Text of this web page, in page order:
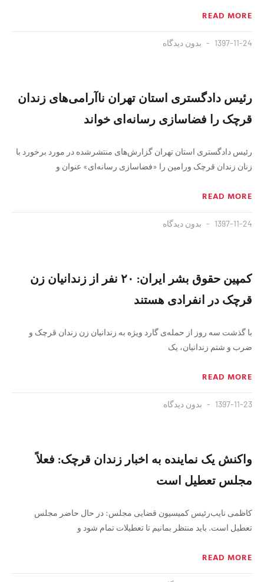
READ MORE
1397-11-24 بدون دیدگاه
رئیس دادگستری استان تهران ناآرامی‌های زندان
قرچک را فضاسازی رسانه‌ای خواند
رئیس دادگستری استان تهران گزارش‌های منتشرشده در مورد برخورد با
زنان زندان قرچک ورامین را «فضاسازی رسانه‌ای» عنوان و
READ MORE
1397-11-24 بدون دیدگاه
کمپین حقوق بشر ایران: ۲۰ نفر از زندانیان زن
قرچک در انفرادی هستند
با گذشت سه روز از حمله‌ی گارد ویژه به زندانیان زن زندان قرچک و
ضرب و شتم زندانیان، یک
READ MORE
1397-11-23 بدون دیدگاه
واکنش یک نماینده به اخبار زندان قرچک: ‌فعلاً
مجلس تعطیل است
کاظمی نایب‌رئیس کمیسیون قضایی مجلس: در حال حاضر مجلس
تعطیل است. باید منتظر بمانیم تا تعطیلات تمام شود و
READ MORE